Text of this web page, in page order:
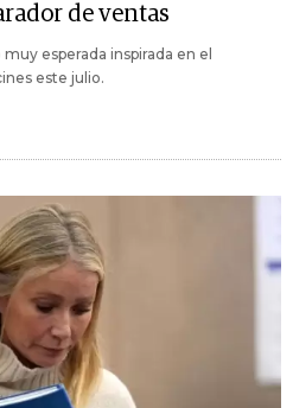
de ventas
esperada inspirada en el
este julio.